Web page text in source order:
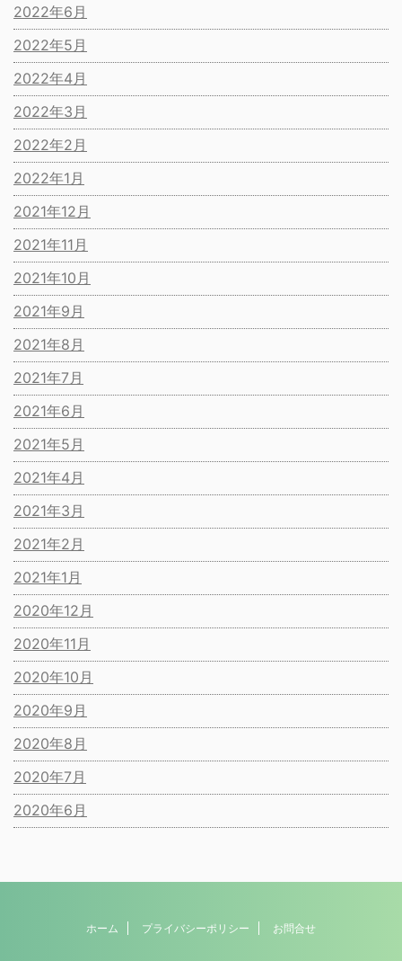
2022年6月
2022年5月
2022年4月
2022年3月
2022年2月
2022年1月
2021年12月
2021年11月
2021年10月
2021年9月
2021年8月
2021年7月
2021年6月
2021年5月
2021年4月
2021年3月
2021年2月
2021年1月
2020年12月
2020年11月
2020年10月
2020年9月
2020年8月
2020年7月
2020年6月
ホーム プライバシーポリシー お問合せ